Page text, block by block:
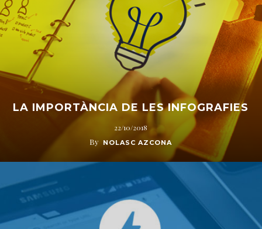
LA IMPORTÀNCIA DE LES INFOGRAFIES
22/10/2018
By NOLASC AZCONA